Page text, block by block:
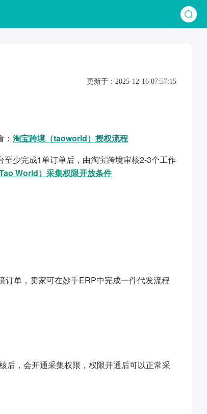
更新于：2025-12-16 07:57:15
淘宝跨境（taoworld）授权流程
少完成1单订单后，由淘宝跨境审核2-3个工作
World）采集权限开放条件
单，卖家可在妙手ERP中完成一件代发流程
后，会开通采集权限，权限开通后可以正常采